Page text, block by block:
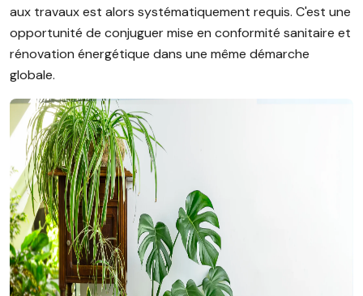
aux travaux est alors systématiquement requis. C'est une
opportunité de conjuguer mise en conformité sanitaire et
rénovation énergétique dans une même démarche
globale.